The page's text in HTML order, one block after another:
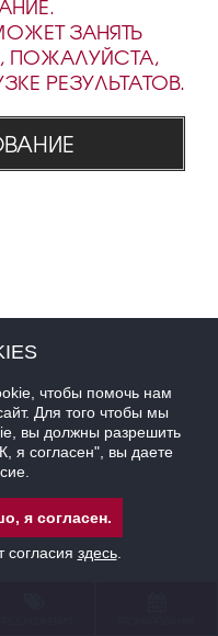
ЗАНЯТЬ
ПОЖАЛУЙСТА,
РЕЗУЛЬТАТОВ.
чтобы помочь нам
Для того чтобы мы
вы должны разрешить
я согласен", вы даете
я согласен.
согласия здесь.